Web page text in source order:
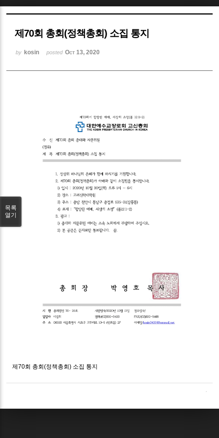
제70회 총회(정책총회) 소집 통지
by kosin posted Oct 13, 2020
제70회 총회(정책총회) 소집 통지
목록
열기
Sketchbook5, 스케치북5
Sketchbook5, 스케치북5